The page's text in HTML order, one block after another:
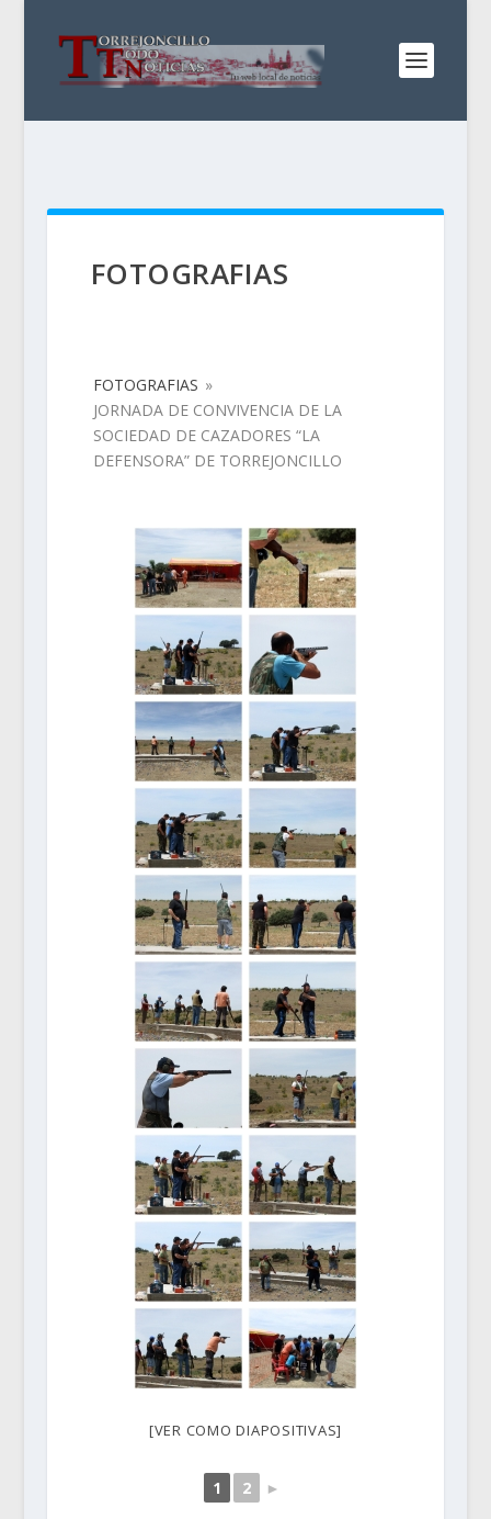
FOTOGRAFIAS
FOTOGRAFIAS »
JORNADA DE CONVIVENCIA DE LA
SOCIEDAD DE CAZADORES “LA
DEFENSORA” DE TORREJONCILLO
[VER COMO DIAPOSITIVAS]
1 2 ►